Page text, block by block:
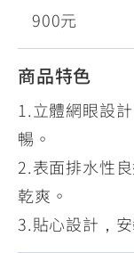
900元
商品特色
1.立體網眼設
暢。
2.表面排水性
乾爽。
3.貼心設計，